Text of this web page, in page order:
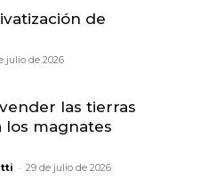
de
julio de 2026
las tierras
los magnates
- 29 de julio de 2026